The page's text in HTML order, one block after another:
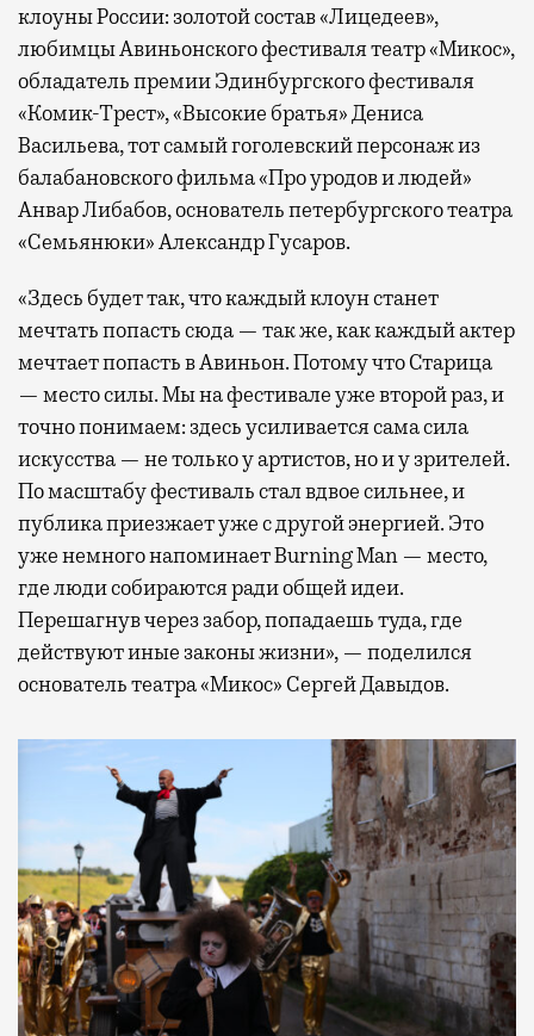
клоуны России: золотой состав «Лицедеев»,
любимцы Авиньонского фестиваля театр «Микос»,
обладатель премии Эдинбургского фестиваля
«Комик-Трест», «Высокие братья» Дениса
Васильева, тот самый гоголевский персонаж из
балабановского фильма «Про уродов и людей»
Анвар Либабов, основатель петербургского театра
«Семьянюки» Александр Гусаров.
«Здесь будет так, что каждый клоун станет
мечтать попасть сюда — так же, как каждый актер
мечтает попасть в Авиньон. Потому что Старица
— место силы. Мы на фестивале уже второй раз, и
точно понимаем: здесь усиливается сама сила
искусства — не только у артистов, но и у зрителей.
По масштабу фестиваль стал вдвое сильнее, и
публика приезжает уже с другой энергией. Это
уже немного напоминает Burning Man — место,
где люди собираются ради общей идеи.
Перешагнув через забор, попадаешь туда, где
действуют иные законы жизни», — поделился
основатель театра «Микос» Сергей Давыдов.